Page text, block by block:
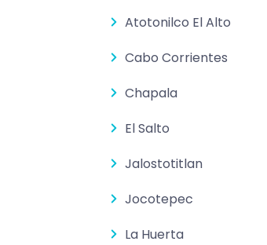
Atotonilco El Alto
Cabo Corrientes
Chapala
El Salto
Jalostotitlan
Jocotepec
La Huerta